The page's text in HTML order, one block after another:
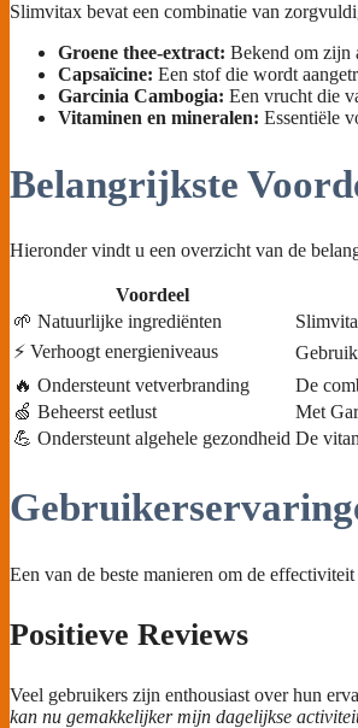
Slimvitax bevat een combinatie van
Groene thee-extract: Bekend om zijn
Capsaïcine: Een stof die wordt
Garcinia Cambogia: Een vrucht die
Vitaminen en mineralen: Essentiële
Belangrijkste
Hieronder vindt u een overzicht van de
Voordeel
🌱 Natuurlijke ingrediënten
⚡ Verhoogt energieniveaus
🔥 Ondersteunt vetverbranding
De
🍏 Beheerst eetlust
Met
💪 Ondersteunt algehele gezondheid De
Een van de beste manieren om de
Positieve Reviews
Veel gebruikers zijn enthousiast over hun
kan nu gemakkelijker mijn dagelijkse